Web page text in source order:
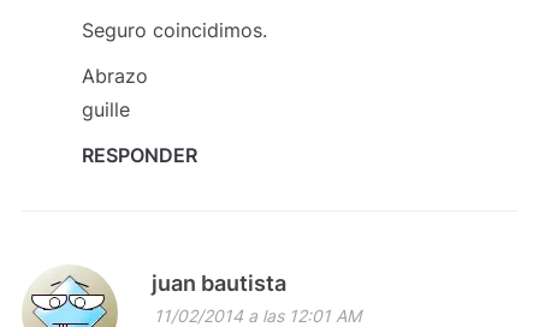
Seguro coincidimos.
Abrazo
guille
RESPONDER
juan bautista
11/02/2014 a las 12:01 AM